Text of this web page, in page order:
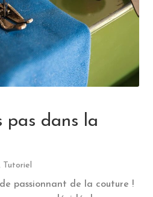
pas dans la
Tutoriel
passionnant de la couture !